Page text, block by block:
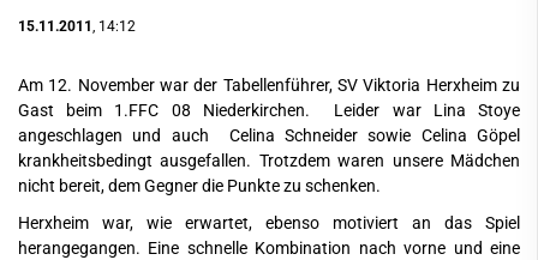
15.11.2011 , 14:12
Am 12. November war der Tabellenführer, SV Viktoria Herxheim zu
Gast beim 1.FFC 08 Niederkirchen. Leider war Lina Stoye
angeschlagen und auch Celina Schneider sowie Celina Göpel
krankheitsbedingt ausgefallen. Trotzdem waren unsere Mädchen
nicht bereit, dem Gegner die Punkte zu schenken.
Herxheim war, wie erwartet, ebenso motiviert an das Spiel
herangegangen. Eine schnelle Kombination nach vorne und eine